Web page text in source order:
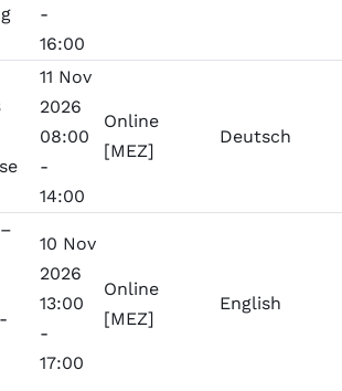
-
16:00
11 Nov
2026
08:00
-
14:00
Online
[MEZ]
Deutsch
10 Nov
2026
13:00
-
17:00
Online
[MEZ]
English